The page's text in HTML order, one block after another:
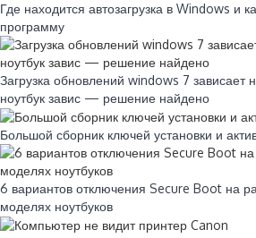
Где находится автозагрузка в Windows и
программу
Загрузка обновлений windows 7 зависает
ноутбук завис — решение найдено
Большой сборник ключей установки и
6 вариантов отключения Secure Boot на
моделях ноутбуков